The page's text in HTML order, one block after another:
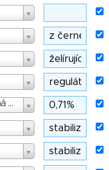
koncentrát jablečné šťávy a jablečná dřeň